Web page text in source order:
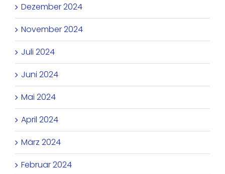
Dezember 2024
November 2024
Juli 2024
Juni 2024
Mai 2024
April 2024
März 2024
Februar 2024